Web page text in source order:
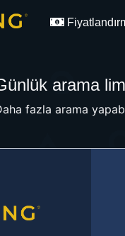
arama
fazla arama